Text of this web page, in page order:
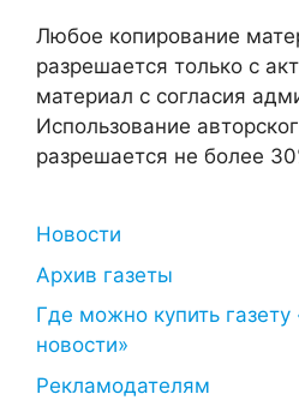
Любое копирование
разрешается только с
материал с согласия
Использование
разрешается не более
Новости
Архив газеты
Где можно купить газету
новости»
Рекламодателям